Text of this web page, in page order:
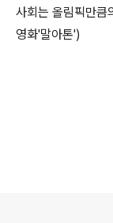
사회는 올림픽만큼
영화'말아톤')